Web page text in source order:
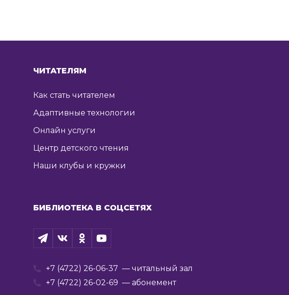
ЧИТАТЕЛЯМ
Как стать читателем
Адаптивные технологии
Онлайн услуги
Центр детского чтения
Наши клубы и кружки
БИБЛИОТЕКА В СОЦСЕТЯХ
+7 (4722) 26-06-37 — читальный зал
+7 (4722) 26-02-69 — абонемент